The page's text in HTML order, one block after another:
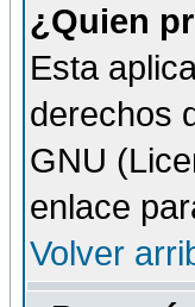
¿Quien
Esta
derechos
GNU
enlace
Volver